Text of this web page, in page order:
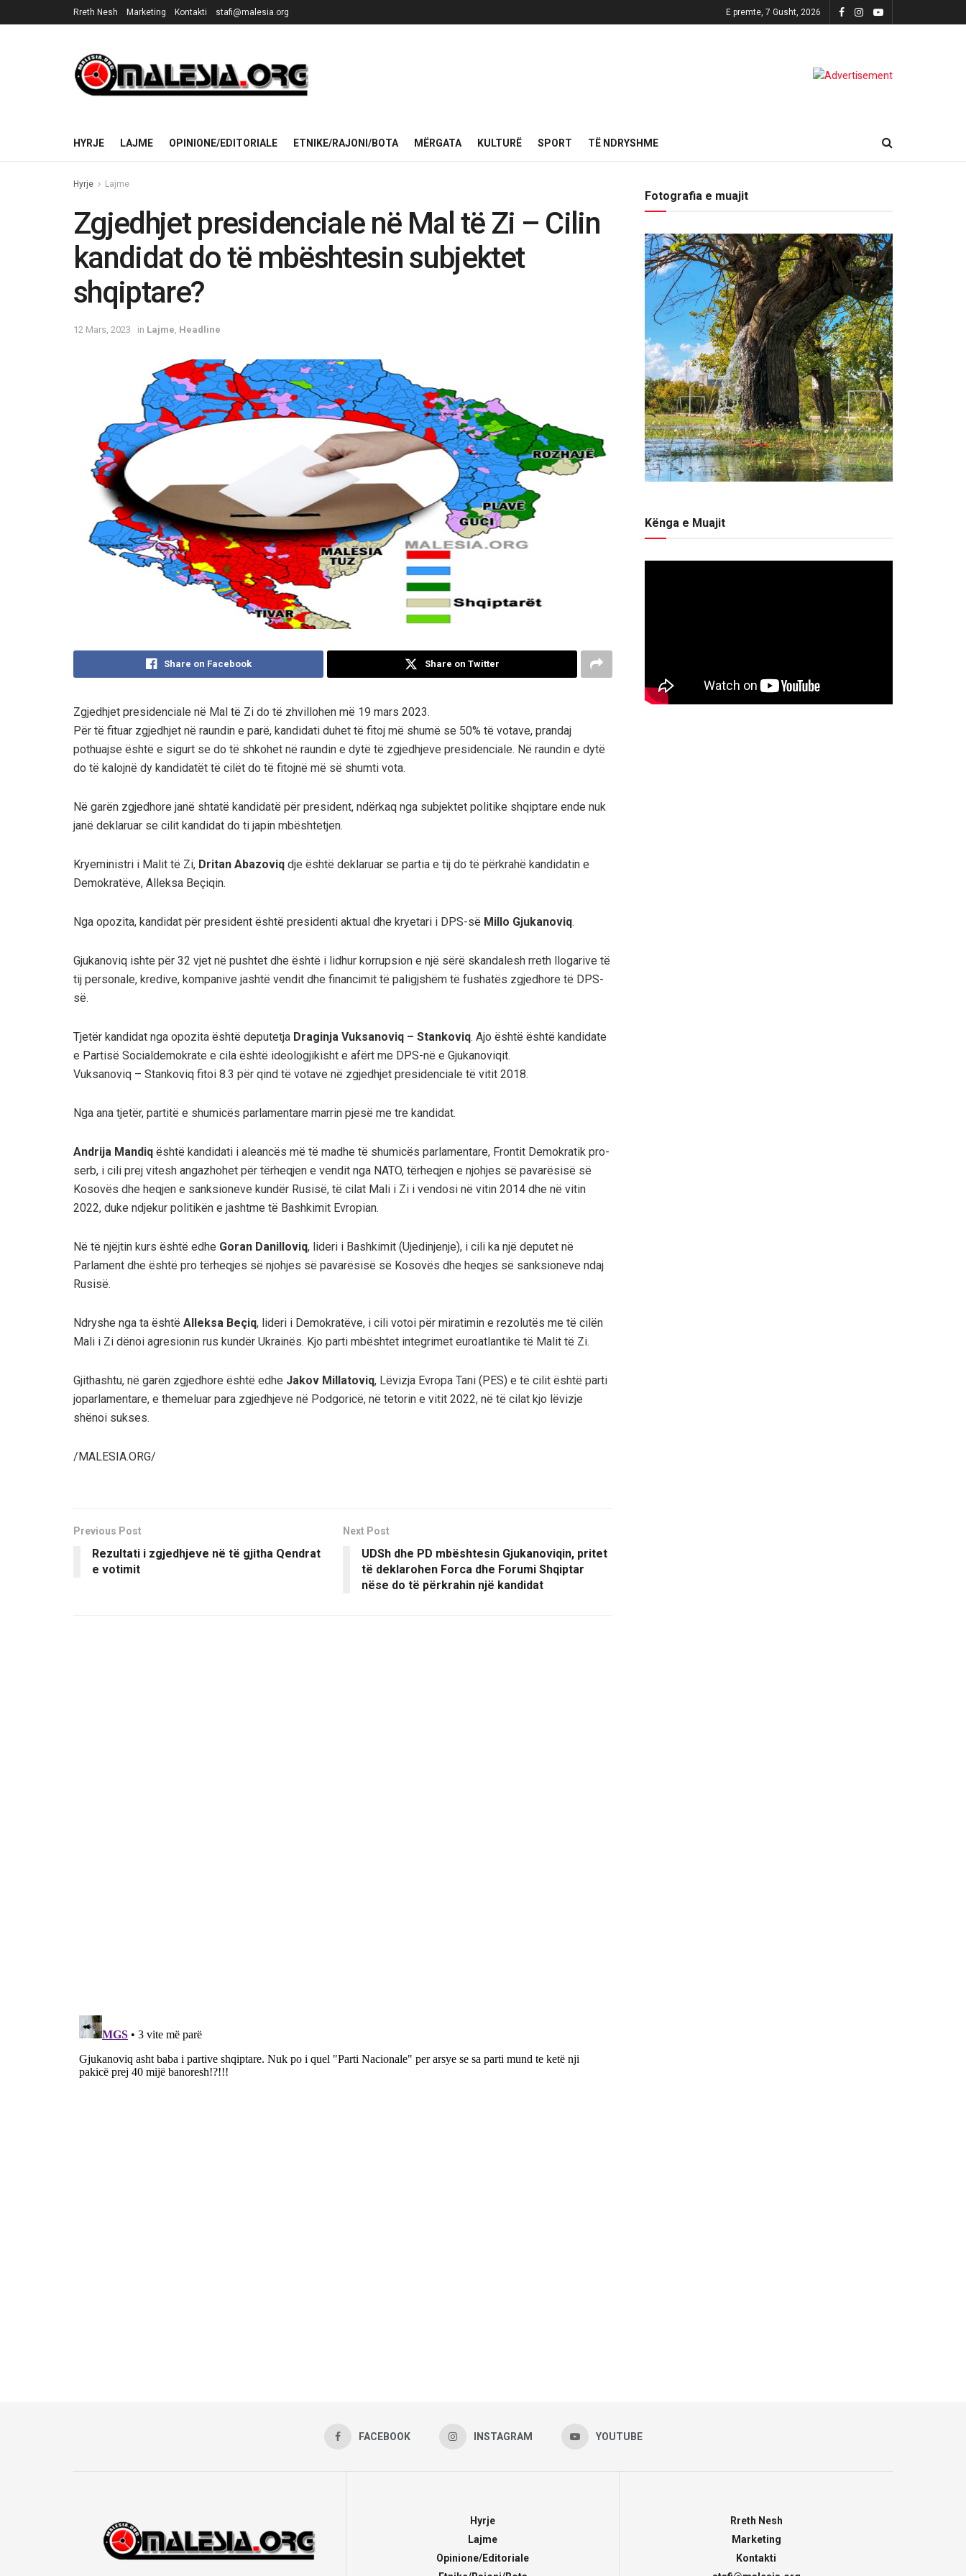
Rreth Nesh Marketing Kontakti stafi@malesia.org E premte, 7 Gusht, 2026
HYRJE LAJME OPINIONE/EDITORIALE ETNIKE/RAJONI/BOTA MËRGATA KULTURË SPORT TË NDRYSHME
Hyrje Lajme
Zgjedhjet presidenciale në Mal të Zi – Cilin
kandidat do të mbështesin subjektet
shqiptare?
12 Mars, 2023 in Lajme Headline
Share on Facebook Share on Twitter
Zgjedhjet presidenciale në Mal të Zi do të zhvillohen më 19 mars 2023.
Për të fituar zgjedhjet në raundin e parë, kandidati duhet të fitoj më shumë se 50% të votave, prandaj
pothuajse është e sigurt se do të shkohet në raundin e dytë të zgjedhjeve presidenciale. Në raundin e dytë
do të kalojnë dy kandidatët të cilët do të fitojnë më së shumti vota.
Në garën zgjedhore janë shtatë kandidatë për president, ndërkaq nga subjektet politike shqiptare ende nuk
janë deklaruar se cilit kandidat do ti japin mbështetjen.
Kryeministri i Malit të Zi, Dritan Abazoviq dje është deklaruar se partia e tij do të përkrahë kandidatin e
Demokratëve, Alleksa Beçiqin.
Nga opozita, kandidat për president është presidenti aktual dhe kryetari i DPS-së Millo Gjukanoviq.
Gjukanoviq ishte për 32 vjet në pushtet dhe është i lidhur korrupsion e një sërë skandalesh rreth llogarive të
tij personale, kredive, kompanive jashtë vendit dhe financimit të paligjshëm të fushatës zgjedhore të DPS-
së.
Tjetër kandidat nga opozita është deputetja Draginja Vuksanoviq – Stankoviq. Ajo është është kandidate
e Partisë Socialdemokrate e cila është ideologjikisht e afërt me DPS-në e Gjukanoviqit.
Vuksanoviq – Stankoviq fitoi 8.3 për qind të votave në zgjedhjet presidenciale të vitit 2018.
Nga ana tjetër, partitë e shumicës parlamentare marrin pjesë me tre kandidat.
Andrija Mandiq është kandidati i aleancës më të madhe të shumicës parlamentare, Frontit Demokratik pro-
serb, i cili prej vitesh angazhohet për tërheqjen e vendit nga NATO, tërheqjen e njohjes së pavarësisë së
Kosovës dhe heqjen e sanksioneve kundër Rusisë, të cilat Mali i Zi i vendosi në vitin 2014 dhe në vitin
2022, duke ndjekur politikën e jashtme të Bashkimit Evropian.
Në të njëjtin kurs është edhe Goran Danilloviq, lideri i Bashkimit (Ujedinjenje), i cili ka një deputet në
Parlament dhe është pro tërheqjes së njohjes së pavarësisë së Kosovës dhe heqjes së sanksioneve ndaj
Rusisë.
Ndryshe nga ta është Alleksa Beçiq, lideri i Demokratëve, i cili votoi për miratimin e rezolutës me të cilën
Mali i Zi dënoi agresionin rus kundër Ukrainës. Kjo parti mbështet integrimet euroatlantike të Malit të Zi.
Gjithashtu, në garën zgjedhore është edhe Jakov Millatoviq, Lëvizja Evropa Tani (PES) e të cilit është parti
joparlamentare, e themeluar para zgjedhjeve në Podgoricë, në tetorin e vitit 2022, në të cilat kjo lëvizje
shënoi sukses.
/MALESIA.ORG/
Previous Post
Rezultati i zgjedhjeve në të gjitha Qendrat
e votimit
Next Post
UDSh dhe PD mbështesin Gjukanoviqin, pritet
të deklarohen Forca dhe Forumi Shqiptar
nëse do të përkrahin një kandidat
Fotografia e muajit
Kënga e Muajit
FACEBOOK INSTAGRAM YOUTUBE
Hyrje
Lajme
Opinione/Editoriale
Rreth Nesh
Marketing
Kontakti